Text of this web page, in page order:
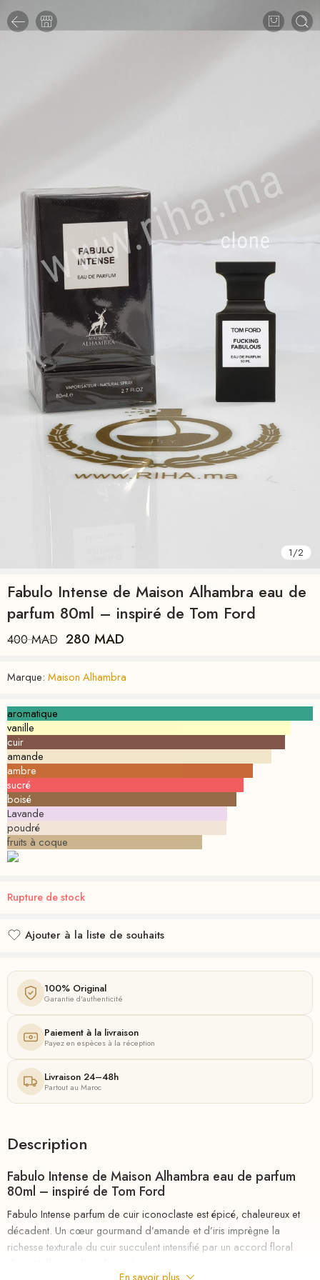
1/2
Fabulo Intense de Maison Alhambra eau de
parfum 80ml – inspiré de Tom Ford
400MAD 280 MAD
Marque: Maison Alhambra
aromatique
vanille
cuir
amande
ambre
sucré
boisé
Lavande
poudré
fruits à coque
Rupture de stock
Ajouter à la liste de souhaits
100% Original
Garantie d'authenticité
Paiement à la livraison
Payez en espèces à la réception
Livraison 24–48h
Partout au Maroc
Description
Fabulo Intense de Maison Alhambra eau de parfum
80ml – inspiré de Tom Ford
Fabulo Intense parfum de cuir iconoclaste est épicé, chaleureux et
décadent. Un cœur gourmand d’amande et d’iris imprègne la
richesse texturale du cuir succulent intensifié par un accord floral
En savoir plus